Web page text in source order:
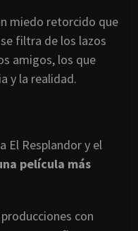
miedo retorcido que
filtra de los lazos
amigos, los que
y la realidad.
El Resplandor y el
película más
con